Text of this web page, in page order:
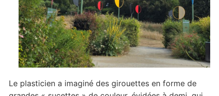
Le plasticien a imaginé des girouettes en forme de